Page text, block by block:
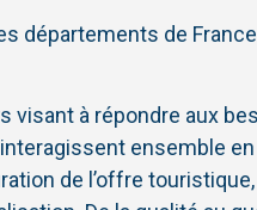
départements de
à répondre aux
ensemble
de l’offre